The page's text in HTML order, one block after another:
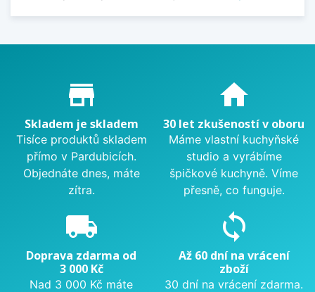
Proč nakupovat u nás?
store_mall_directory
Skladem je skladem
Tisíce produktů skladem
přímo v Pardubicích.
Objednáte dnes, máte
zítra.
home
30 let zkušeností v oboru
Máme vlastní kuchyňské
studio a vyrábíme
špičkové kuchyně. Víme
přesně, co funguje.
local_shipping
Doprava zdarma od
3 000 Kč
Nad 3 000 Kč máte
sync
Až 60 dní na vrácení
zboží
30 dní na vrácení zdarma.